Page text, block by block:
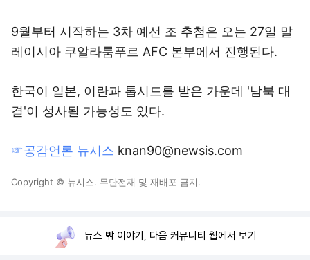
9월부터 시작하는 3차 예선 조 추첨은 오는 27일 말
레이시아 쿠알라룸푸르 AFC 본부에서 진행된다.
한국이 일본, 이란과 톱시드를 받은 가운데 '남북 대
결'이 성사될 가능성도 있다.
☞공감언론 뉴시스 knan90@newsis.com
Copyright © 뉴시스. 무단전재 및 재배포 금지.
뉴스 밖 이야기, 다음 커뮤니티 웹에서 보기